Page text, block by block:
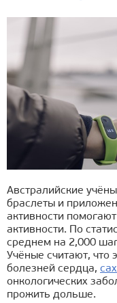
Австралийские
браслеты и
активности
активности. По
среднем на 2,000
Учёные считают, что
болезней сердца,
онкологических
прожить дольше.